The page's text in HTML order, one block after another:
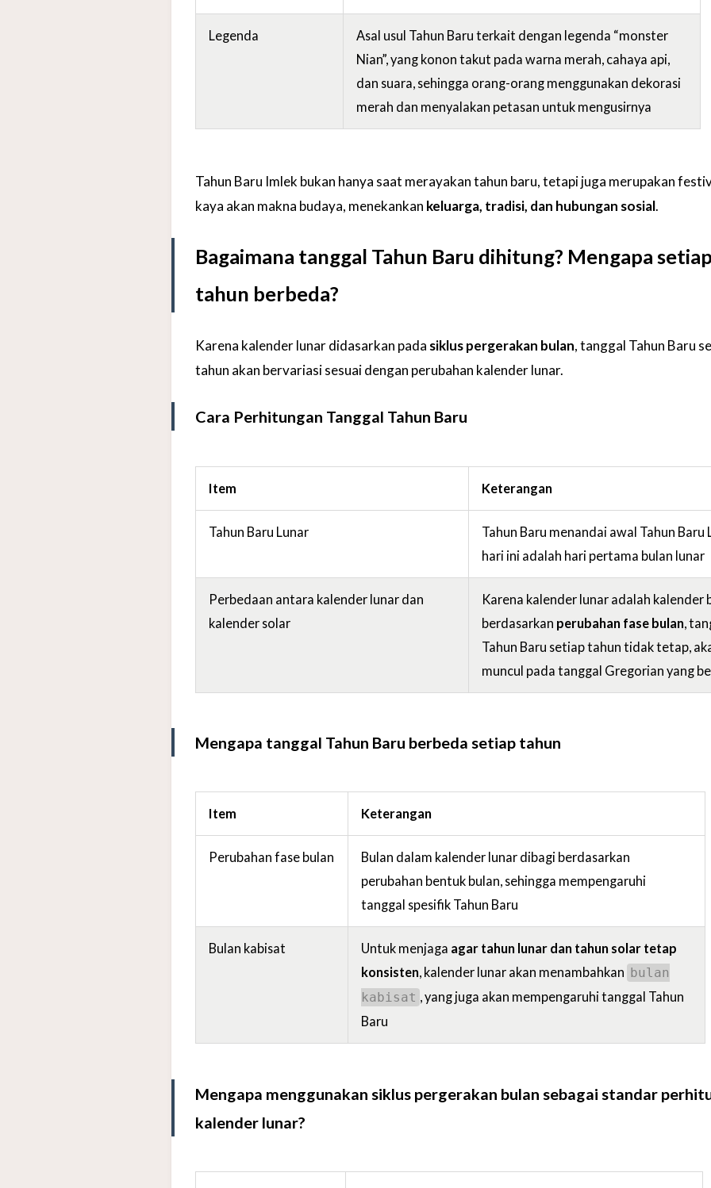
Legenda
Asal usul Tahun Baru terkait dengan legenda “monster
Nian”, yang konon takut pada warna merah, cahaya api,
dan suara, sehingga orang-orang menggunakan dekorasi
merah dan menyalakan petasan untuk mengusirnya
Tahun Baru Imlek bukan hanya saat merayakan tahun baru, tetapi juga merupakan
kaya akan makna budaya, menekankan keluarga, tradisi, dan hubungan sosial.
Bagaimana tanggal Tahun Baru dihitung? Mengapa
tahun berbeda?
Karena kalender lunar didasarkan pada siklus pergerakan bulan, tanggal Tahun Baru
tahun akan bervariasi sesuai dengan perubahan kalender lunar.
Cara Perhitungan Tanggal Tahun Baru
Item Keterangan
Tahun Baru Lunar
Tahun Baru menandai awal Tahun Baru
hari ini adalah hari pertama bulan lunar
Perbedaan antara kalender lunar dan
kalender solar
Karena kalender lunar adalah kalender
berdasarkan perubahan fase bulan ,
Tahun Baru setiap tahun tidak tetap,
muncul pada tanggal Gregorian yang
Mengapa tanggal Tahun Baru berbeda setiap tahun
Item Keterangan
Perubahan fase bulan
Bulan dalam kalender lunar dibagi berdasarkan
perubahan bentuk bulan, sehingga mempengaruhi
tanggal spesifik Tahun Baru
Bulan kabisat Untuk menjaga agar tahun lunar dan tahun solar tetap
konsisten, kalender lunar akan menambahkan bulan
kabisat , yang juga akan mempengaruhi tanggal Tahun
Baru
Mengapa menggunakan siklus pergerakan bulan sebagai standar
kalender lunar?